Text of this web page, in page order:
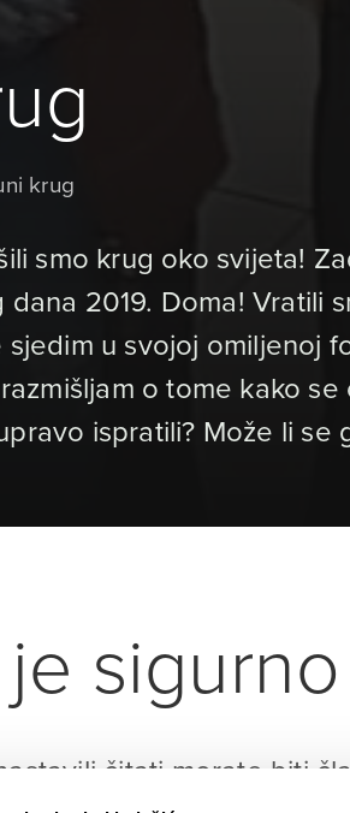
krug
smo krug oko svijeta!
2019. Doma! Vratili
u svojoj omiljenoj
o tome kako
ispratili? Može li se
čitati morate biti